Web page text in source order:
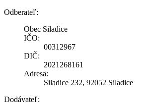
Odberateľ:
Obec Siladice
IČO:
00312967
DIČ:
2021268161
Adresa:
Siladice 232, 92052 Siladice
Dodávateľ: